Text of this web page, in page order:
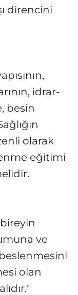
direncini
idrar-
besin
olarak
eğitimi
ve
olan